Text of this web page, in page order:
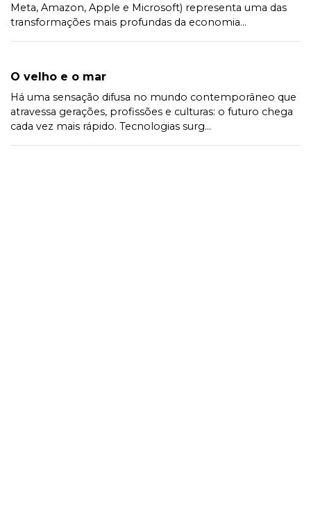
Meta, Amazon, Apple e Microsoft) representa uma das
transformações mais profundas da economia...
O velho e o mar
Há uma sensação difusa no mundo contemporâneo que
atravessa gerações, profissões e culturas: o futuro chega
cada vez mais rápido. Tecnologias surg...